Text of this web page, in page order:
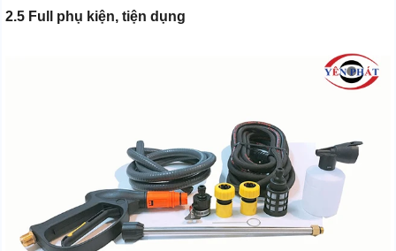
2.5 Full phụ kiện, tiện dụng